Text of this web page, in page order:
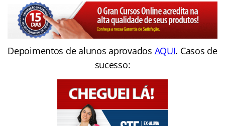
Depoimentos de alunos aprovados AQUI. Casos de
sucesso: